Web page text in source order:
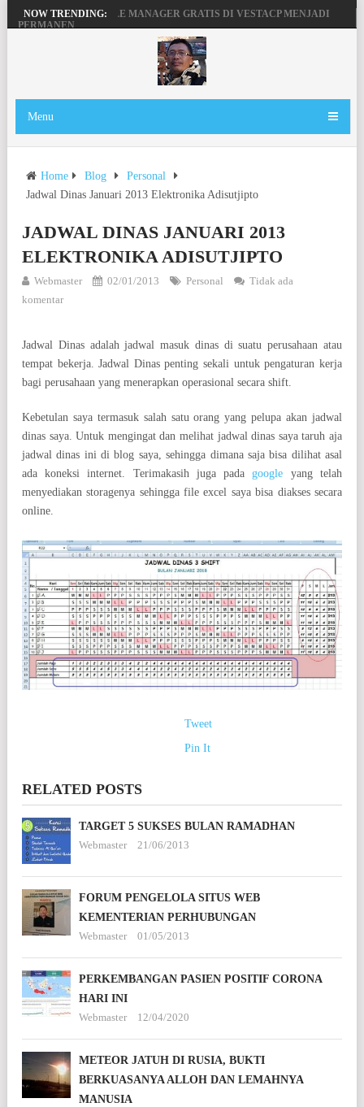
NOW TRENDING:
MENGAKTIFKAN FILE MANAGER GRATIS DI VESTACP MENJADI
PERMANEN
PENGERTIAN DOMAIN, SERVER DAN HOSTING
BEKERJA, BERMAIN DENGAN LAPTOP HP PAVILION X360
Menu
Home Blog
Personal
Jadwal Dinas Januari 2013 Elektronika Adisutjipto
JADWAL DINAS JANUARI 2013
ELEKTRONIKA ADISUTJIPTO
Webmaster 02/01/2013 Personal
Tidak ada
komentar
Jadwal Dinas adalah jadwal masuk dinas di suatu perusahaan atau
tempat bekerja. Jadwal Dinas penting sekali untuk pengaturan kerja
bagi perusahaan yang menerapkan operasional secara shift.
Kebetulan saya termasuk salah satu orang yang pelupa akan jadwal
dinas saya. Untuk mengingat dan melihat jadwal dinas saya taruh aja
jadwal dinas ini di blog saya, sehingga dimana saja bisa dilihat asal
ada koneksi internet. Terimakasih juga pada google yang telah
menyediakan storagenya sehingga file excel saya bisa diakses secara
online.
Tweet
Pin It
RELATED POSTS
TARGET 5 SUKSES BULAN RAMADHAN
Webmaster
21/06/2013
FORUM PENGELOLA SITUS WEB
KEMENTERIAN PERHUBUNGAN
Webmaster
01/05/2013
PERKEMBANGAN PASIEN POSITIF CORONA
HARI INI
Webmaster
12/04/2020
METEOR JATUH DI RUSIA, BUKTI
BERKUASANYA ALLOH DAN LEMAHNYA
MANUSIA